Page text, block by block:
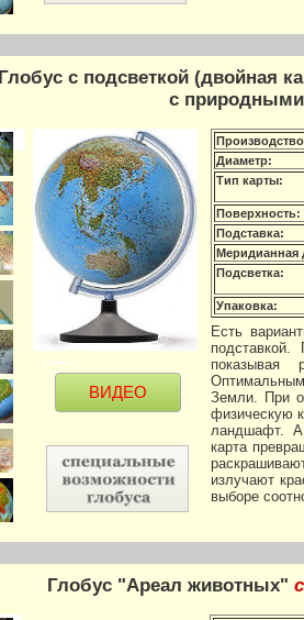
Глобус с подсветкой (двойная
с
ВИДЕО
Диаметр:
Тип карты:
Поверхность:
Подставка:
Меридианная
Подсветка:
Упаковка:
Есть
подставкой.
показывая
Земли. При
физическую
ландшафт. А
карта
излучают
выборе
Глобус "Ареал животных"